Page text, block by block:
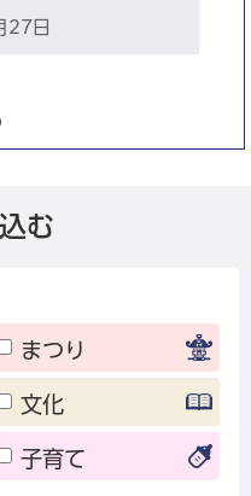
27日
む
まつり
文化
子育て